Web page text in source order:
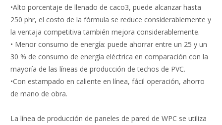
•Alto porcentaje de llenado de caco3, puede alcanzar hasta
250 phr, el costo de la fórmula se reduce considerablemente y
la ventaja competitiva también mejora considerablemente.
• Menor consumo de energía: puede ahorrar entre un 25 y un
30 % de consumo de energía eléctrica en comparación con la
mayoría de las líneas de producción de techos de PVC.
•Con estampado en caliente en línea, fácil operación, ahorro
de mano de obra.
La línea de producción de paneles de pared de WPC se utiliza